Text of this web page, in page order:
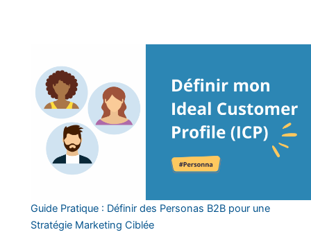
Guide Pratique : Définir des Personas B2B pour une
Stratégie Marketing Ciblée